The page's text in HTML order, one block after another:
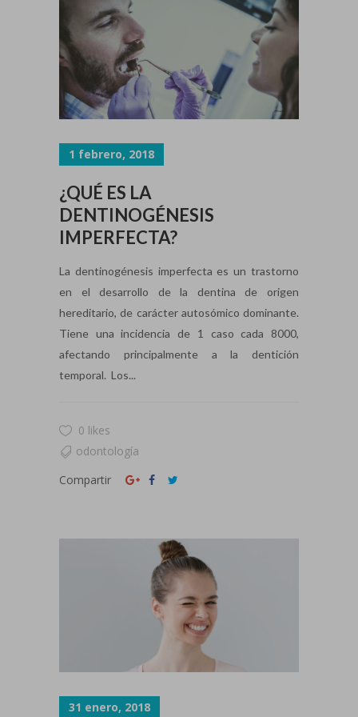
1 febrero, 2018
¿QUÉ ES LA
DENTINOGÉNESIS
IMPERFECTA?
La dentinogénesis imperfecta es un trastorno
en el desarrollo de la dentina de origen
hereditario, de carácter autosómico dominante.
Tiene una incidencia de 1 caso cada 8000,
afectando principalmente a la dentición
temporal. Los...
0 likes
odontología
Compartir
31 enero, 2018